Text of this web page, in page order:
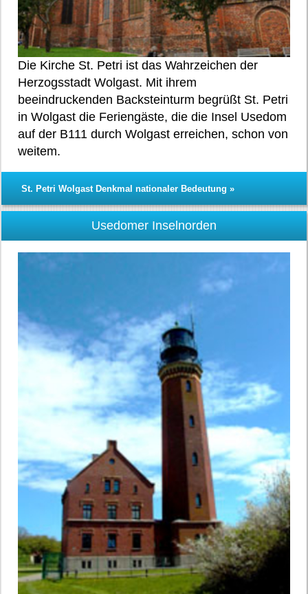
Die Kirche St. Petri ist das Wahrzeichen der
Herzogsstadt Wolgast. Mit ihrem
beeindruckenden Backsteinturm begrüßt St. Petri
in Wolgast die Feriengäste, die die Insel Usedom
auf der B111 durch Wolgast erreichen, schon von
weitem.
St. Petri Wolgast Denkmal nationaler Bedeutung »
Usedomer Inselnorden